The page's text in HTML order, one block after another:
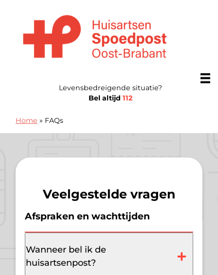
Levensbedreigende situatie?
Bel altijd 112
Home » FAQs
Veelgestelde vragen
Afspraken en wachttijden
Wanneer bel ik de
huisartsenpost?